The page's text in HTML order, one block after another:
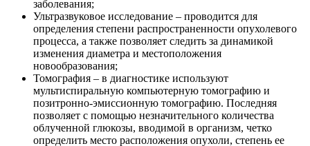
заболевания;
Ультразвуковое исследование – проводится для
определения степени распространенности опухолевого
процесса, а также позволяет следить за динамикой
изменения диаметра и местоположения
новообразования;
Томография – в диагностике используют
мультиспиральную компьютерную томографию и
позитронно-эмиссионную томографию. Последняя
позволяет с помощью незначительного количества
облученной глюкозы, вводимой в организм, четко
определить место расположения опухоли, степень ее